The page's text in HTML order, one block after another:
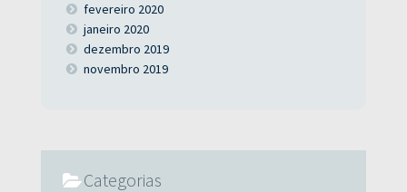
fevereiro 2020
janeiro 2020
dezembro 2019
novembro 2019
Categorias